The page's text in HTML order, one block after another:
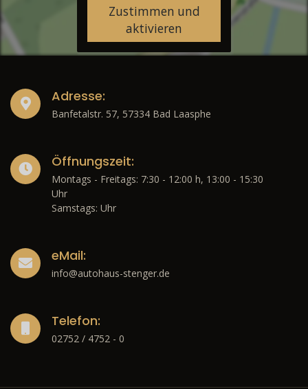
Zustimmen und
aktivieren
Adresse:
Banfetalstr. 57, 57334 Bad Laasphe
Öffnungszeit:
Montags - Freitags: 7:30 - 12:00 h, 13:00 - 15:30
Uhr
Samstags: Uhr
eMail:
info@autohaus-stenger.de
Telefon:
02752 / 4752 - 0